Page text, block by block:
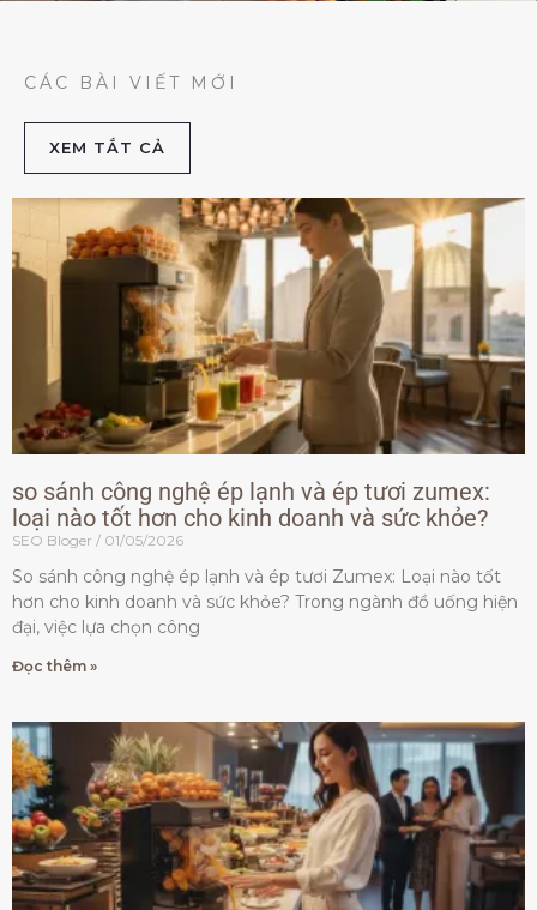
CÁC BÀI VIẾT MỚI
XEM TẮT CẢ
so sánh công nghệ ép lạnh và ép tươi zumex:
loại nào tốt hơn cho kinh doanh và sức khỏe?
SEO Bloger 01/05/2026
So sánh công nghệ ép lạnh và ép tươi Zumex: Loại nào tốt
hơn cho kinh doanh và sức khỏe? Trong ngành đồ uống hiện
đại, việc lựa chọn công
Đọc thêm »